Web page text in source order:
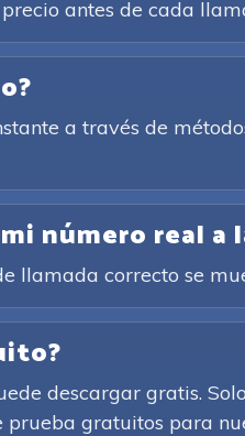
antes de cada
a través de
número real a
llamada correcto se
descargar gratis.
prueba gratuitos para